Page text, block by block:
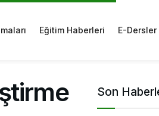
Eğitim Haberleri E-Dersler
Son